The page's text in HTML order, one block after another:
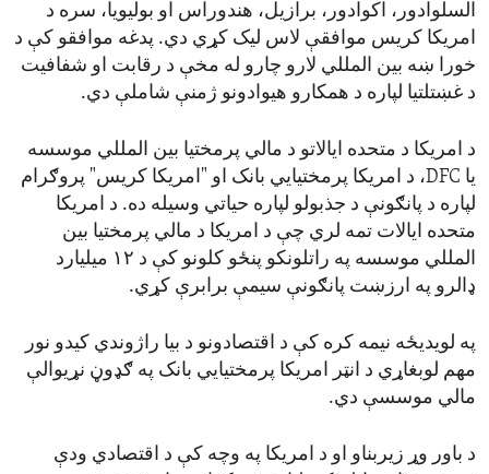
السلوادور، اکوادور، برازیل، هندوراس او بولیویا، سره د
امریکا کریس موافقې لاس لیک کړي دي. پدغه موافقو کې د
خورا ښه بین المللي لارو چارو له مخې د رقابت او شفافیت
د غښتلتیا لپاره د همکارو هیوادونو ژمنې شاملې دي.
د امریکا د متحده ایالاتو د مالي پرمختیا بین المللي موسسه
یا DFC، د امریکا پرمختیایي بانک او "امریکا کریس" پروګرام
لپاره د پانګونې د جذبولو لپاره حیاتي وسیله ده. د امریکا
متحده ایالات تمه لري چې د امریکا د مالي پرمختیا بین
المللي موسسه په راتلونکو پنځو کلونو کې د ۱۲ میلیارد
ډالرو په ارزښت پانګونې سیمې برابرې کړي.
په لویدیځه نیمه کره کې د اقتصادونو د بیا راژوندي کیدو نور
مهم لوبغاړي د انټر امریکا پرمختیایي بانک په ګډوڼ نړیوالې
مالي موسسې دي.
د باور وړ زیربناو او د امریکا په وچه کې د اقتصادي ودې